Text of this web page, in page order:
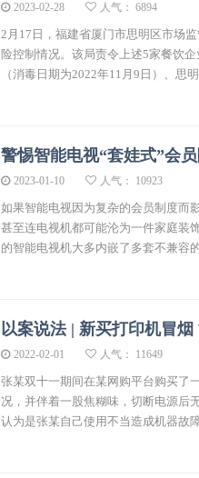
2023-02-28 人气： 6894
2月17日，福建省厦门市思明区市场
险控制情况。该局责令上述5家餐饮
（消毒日期为2022年11月9日）、思
警惕智能电视“套娃式”会
2023-01-10 人气： 10923
如果智能电视因为复杂的会员制度而
甚至连电视机都可能沦为一件家庭装
的智能电视机大多内嵌了多套不兼容
以案说法 | 新买打印机冒
2022-02-01 人气： 11649
张某双十一期间在某网购平台购买了
况，并伴着一股焦糊味，切断电源后
认为是张某自己使用不当造成机器故